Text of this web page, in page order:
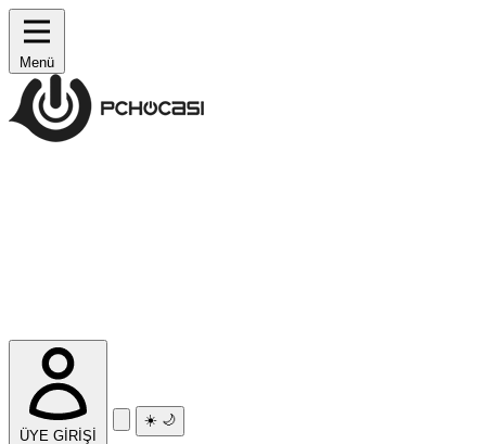
Menü
ÜYE GİRİŞİ
☀️ 🌙